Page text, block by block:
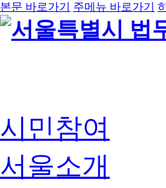
본문 바로가기 주메뉴 바로가기
시민참여
서울소개